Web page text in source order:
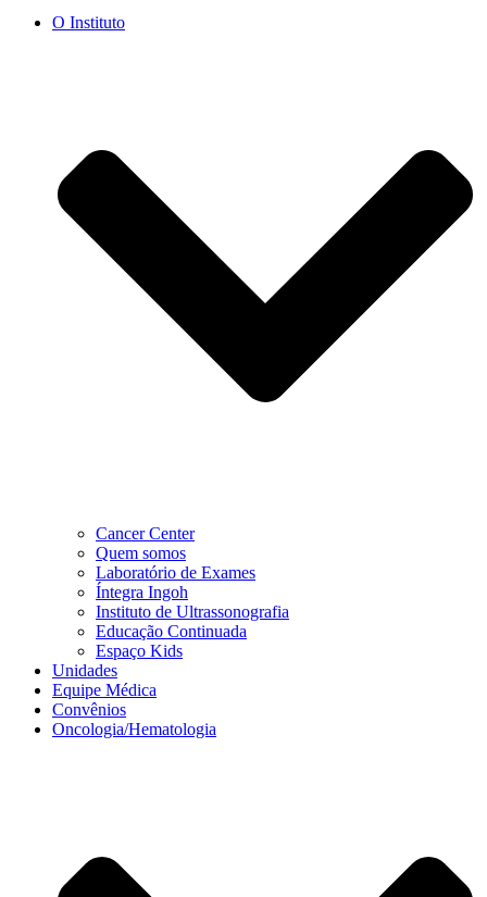
O Instituto
Cancer Center
Quem somos
Laboratório de Exames
Íntegra Ingoh
Instituto de Ultrassonografia
Educação Continuada
Espaço Kids
Unidades
Equipe Médica
Convênios
Oncologia/Hematologia